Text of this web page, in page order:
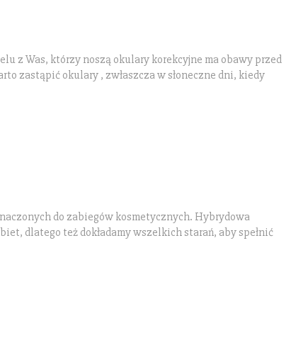
z Was, którzy noszą okulary korekcyjne ma obawy przed
zastąpić okulary , zwłaszcza w słoneczne dni, kiedy
do zabiegów kosmetycznych. Hybrydowa
dlatego też dokładamy wszelkich starań, aby spełnić